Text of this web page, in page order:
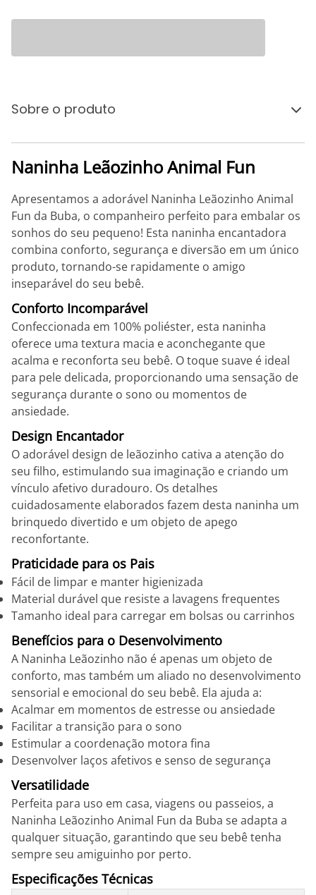
Sobre o produto
Naninha Leãozinho Animal Fun
Apresentamos a adorável Naninha Leãozinho Animal
Fun da Buba, o companheiro perfeito para embalar os
sonhos do seu pequeno! Esta naninha encantadora
combina conforto, segurança e diversão em um único
produto, tornando-se rapidamente o amigo
inseparável do seu bebê.
Conforto Incomparável
Confeccionada em 100% poliéster, esta naninha
oferece uma textura macia e aconchegante que
acalma e reconforta seu bebê. O toque suave é ideal
para pele delicada, proporcionando uma sensação de
segurança durante o sono ou momentos de
ansiedade.
Design Encantador
O adorável design de leãozinho cativa a atenção do
seu filho, estimulando sua imaginação e criando um
vínculo afetivo duradouro. Os detalhes
cuidadosamente elaborados fazem desta naninha um
brinquedo divertido e um objeto de apego
reconfortante.
Praticidade para os Pais
Fácil de limpar e manter higienizada
Material durável que resiste a lavagens frequentes
Tamanho ideal para carregar em bolsas ou carrinhos
Benefícios para o Desenvolvimento
A Naninha Leãozinho não é apenas um objeto de
conforto, mas também um aliado no desenvolvimento
sensorial e emocional do seu bebê. Ela ajuda a:
Acalmar em momentos de estresse ou ansiedade
Facilitar a transição para o sono
Estimular a coordenação motora fina
Desenvolver laços afetivos e senso de segurança
Versatilidade
Perfeita para uso em casa, viagens ou passeios, a
Naninha Leãozinho Animal Fun da Buba se adapta a
qualquer situação, garantindo que seu bebê tenha
sempre seu amiguinho por perto.
Especificações Técnicas